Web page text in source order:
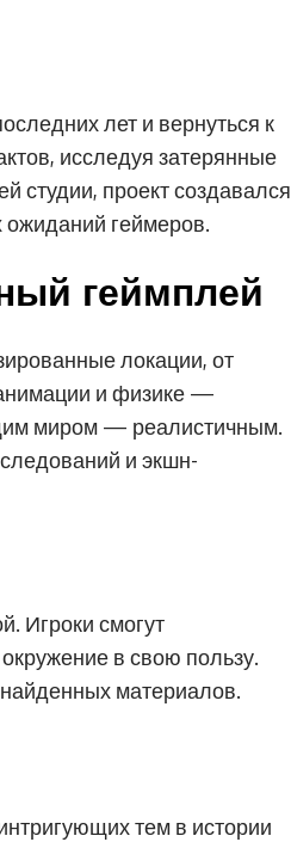
лет и вернуться к
исследуя затерянные
студии, проект создавался
ожиданий геймеров.
геймплей
локации, от
и физике —
миром — реалистичным.
и экшн-
Игроки смогут
в свою пользу.
материалов.
тем в истории